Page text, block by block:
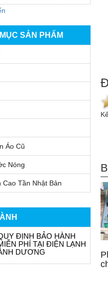
SẢN PHẨM
Áo Cũ
Nóng
Cao Tần Nhật Bản
ĐỊNH BẢO HÀNH
PHÍ TẠI ĐIỆN LẠNH
DƯƠNG